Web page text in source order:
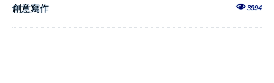
創意寫作 3994